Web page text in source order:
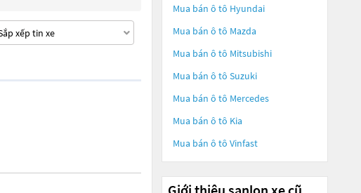
Mua bán ô tô Hyundai
Mua bán ô tô Mazda
Mua bán ô tô Mitsubishi
Mua bán ô tô Suzuki
Mua bán ô tô Mercedes
Mua bán ô tô Kia
Mua bán ô tô Vinfast